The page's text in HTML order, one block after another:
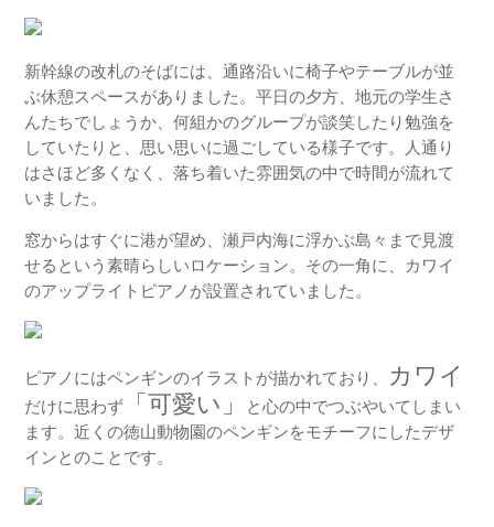
新幹線の改札のそばには、通路沿いに椅子やテーブルが並
ぶ休憩スペースがありました。平日の夕方、地元の学生さ
んたちでしょうか、何組かのグループが談笑したり勉強を
していたりと、思い思いに過ごしている様子です。人通り
はさほど多くなく、落ち着いた雰囲気の中で時間が流れて
いました。
窓からはすぐに港が望め、瀬戸内海に浮かぶ島々まで見渡
せるという素晴らしいロケーション。その一角に、カワイ
のアップライトピアノが設置されていました。
ピアノにはペンギンのイラストが描かれており、 カワイ
だけに思わず「可愛い」
と心の中でつぶやいてしまい
ます。近くの徳山動物園のペンギンをモチーフにしたデザ
インとのことです。